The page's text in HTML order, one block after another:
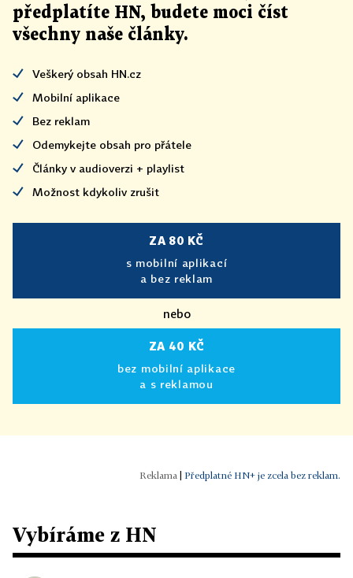
předplatíte HN, budete moci číst
všechny naše články.
Veškerý obsah HN.cz
Mobilní aplikace
Bez reklam
Odemykejte obsah pro přátele
Články v audioverzi + playlist
Možnost kdykoliv zrušit
ZA 80 KČ
s mobilní aplikací
a bez reklam
nebo
ZA 40 KČ
bez mobilní aplikace
a s reklamou
Předplatné HN+ je zcela bez reklam.
Vybíráme z HN